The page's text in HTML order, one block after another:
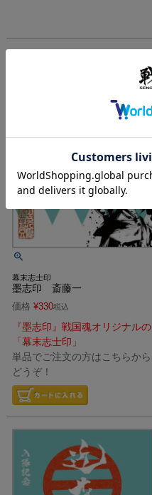
幕末志士印
墨志印 斎藤一
価格 ¥330税込
『墨志印』戦国魂オリジナルの
「幕末志士印」
単品でご注文の方はこちらから
どうぞ！